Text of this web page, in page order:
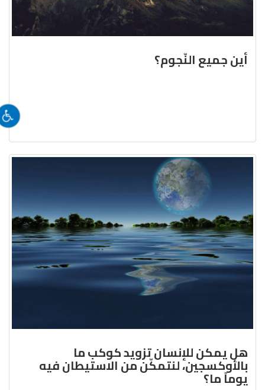
أين جميع النّجوم؟
هل يمكن للإنسان تزويد كوكب ما
بالأوكسجين، لنتمكّن من الاستيطان فيه
يوماً ما؟